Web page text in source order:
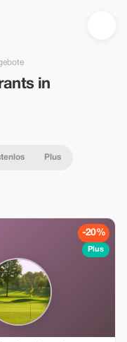
Italy — Tourist
in
Plus
-20%
Plus